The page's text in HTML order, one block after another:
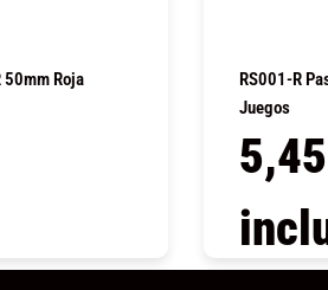
50mm Roja
RS001-R
Juegos
5,45